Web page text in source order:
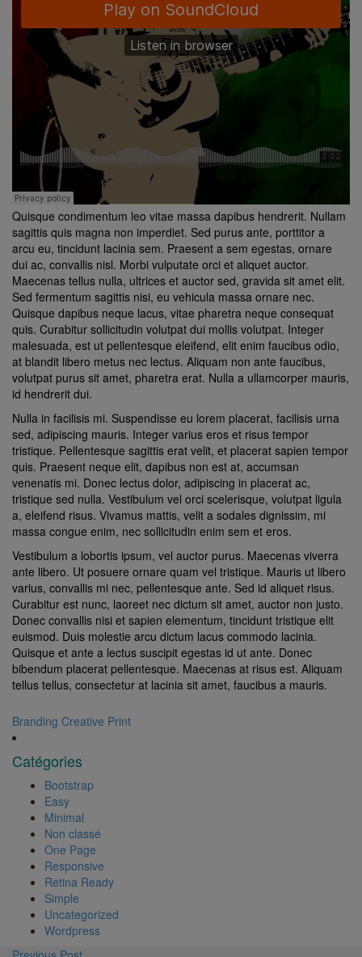
Quisque condimentum leo vitae massa dapibus hendrerit. Nullam
sagittis quis magna non imperdiet. Sed purus ante, porttitor a
arcu eu, tincidunt lacinia sem. Praesent a sem egestas, ornare
dui ac, convallis nisl. Morbi vulputate orci et aliquet auctor.
Maecenas tellus nulla, ultrices et auctor sed, gravida sit amet elit.
Sed fermentum sagittis nisi, eu vehicula massa ornare nec.
Quisque dapibus neque lacus, vitae pharetra neque consequat
quis. Curabitur sollicitudin volutpat dui mollis volutpat. Integer
malesuada, est ut pellentesque eleifend, elit enim faucibus odio,
at blandit libero metus nec lectus. Aliquam non ante faucibus,
volutpat purus sit amet, pharetra erat. Nulla a ullamcorper mauris,
id hendrerit dui.
Nulla in facilisis mi. Suspendisse eu lorem placerat, facilisis urna
sed, adipiscing mauris. Integer varius eros et risus tempor
tristique. Pellentesque sagittis erat velit, et placerat sapien tempor
quis. Praesent neque elit, dapibus non est at, accumsan
venenatis mi. Donec lectus dolor, adipiscing in placerat ac,
tristique sed nulla. Vestibulum vel orci scelerisque, volutpat ligula
a, eleifend risus. Vivamus mattis, velit a sodales dignissim, mi
massa congue enim, nec sollicitudin enim sem et eros.
Vestibulum a lobortis ipsum, vel auctor purus. Maecenas viverra
ante libero. Ut posuere ornare quam vel tristique. Mauris ut libero
varius, convallis mi nec, pellentesque ante. Sed id aliquet risus.
Curabitur est nunc, laoreet nec dictum sit amet, auctor non justo.
Donec convallis nisi et sapien elementum, tincidunt tristique elit
euismod. Duis molestie arcu dictum lacus commodo lacinia.
Quisque et ante a lectus suscipit egestas id ut ante. Donec
bibendum placerat pellentesque. Maecenas at risus est. Aliquam
tellus tellus, consectetur at lacinia sit amet, faucibus a mauris.
Branding Creative Print
Catégories
Bootstrap
Easy
Minimal
Non classé
One Page
Responsive
Retina Ready
Simple
Uncategorized
Wordpress